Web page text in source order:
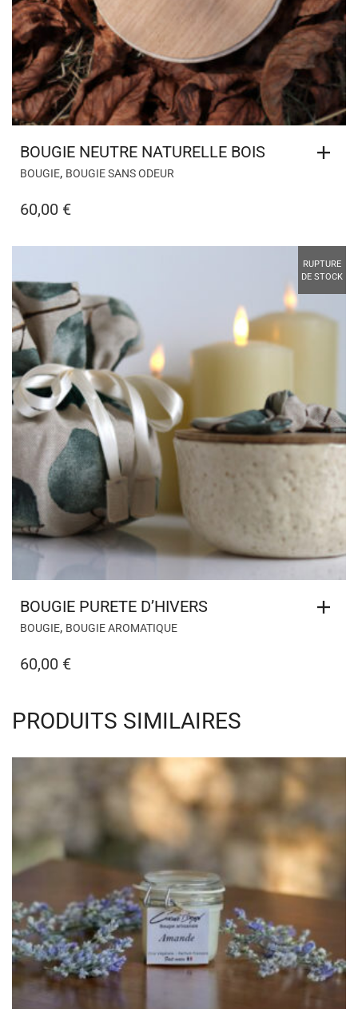
BOUGIE NEUTRE NATURELLE BOIS
BOUGIE, BOUGIE SANS ODEUR
60,00 €
RUPTURE
DE STOCK
BOUGIE PURETE D’HIVERS
BOUGIE, BOUGIE AROMATIQUE
60,00 €
PRODUITS SIMILAIRES